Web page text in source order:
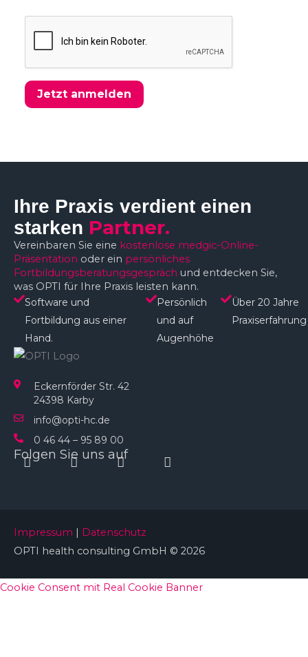
Jetzt anmelden
Eckernförder Str. 42
24398 Karby
info@opti-hc.de
0 46 44 – 95 89 00
Ihre Praxis verdient einen
starken Partner.
Vereinbaren Sie eine kostenlose medgic-Online-
Präsentation oder ein persönliches
Fortbildungsberatungsgespräch und entdecken Sie,
was OPTI für Ihre Praxis leisten kann.
Software und
Fortbildung aus einer
Hand.
Persönlich
und auf
Augenhöhe​
Über 20 Jahre
Praxiserfahrung
Folgen Sie uns auf
InstagramFacebookLinkedinYoutube
Impressum | Datenschutz
OPTI health consulting GmbH © 2026
Cookie Consent mit Real Cookie Banner